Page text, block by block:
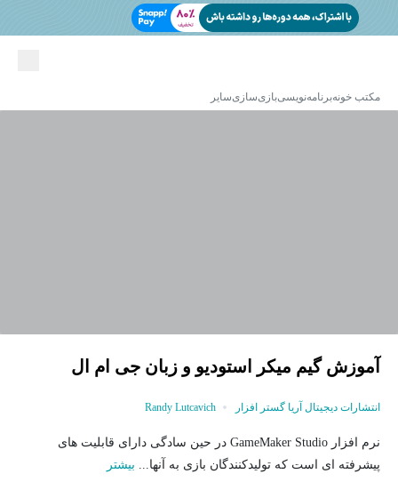
مکتب خونهبرنامه‌نویسیبازی‌سازیسایر
آموزش گیم میکر استودیو و زبان جی ام ال
انتشارات دیجیتال آریا گستر افزار Randy Lutcavich
نرم افزار GameMaker Studio در حین سادگی دارای قابلیت های
پیشرفته ای است که تولیدکنندگان بازی به آنها... بیشتر